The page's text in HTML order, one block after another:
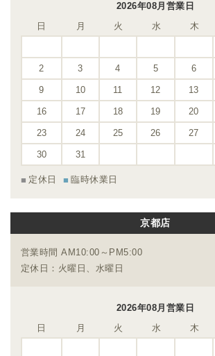
2026年08月営業日
日
月 火 水 木
2 3 4 5 6
9 10 11 12 13
16 17 18 19 20
23 24 25 26 27
30 31
定休日 臨時休業日
京都店
営業時間 AM10:00～PM5:00
定休日：火曜日、水曜日
2026年08月営業日
日
月 火 水 木